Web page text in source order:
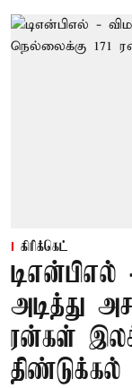
கிரிக்கெட்
அடித்து
ரன்கள்
திண்டுக்கல்